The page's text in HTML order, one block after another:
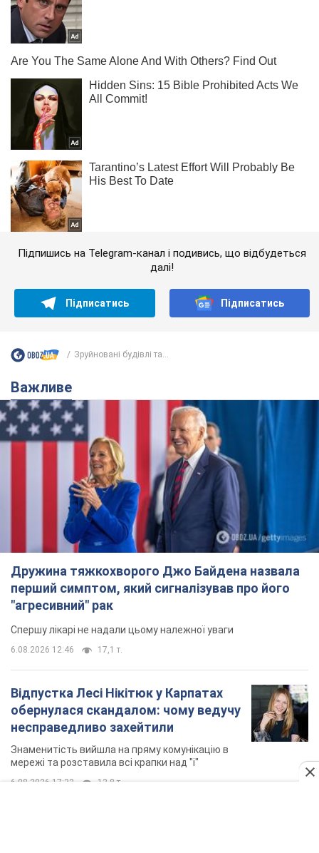
Підпишись на Telegram-канал і подивись, що відбудеться
далі!
Підписатись Підписатись
Зруйновані будівлі та...
Важливе
Дружина тяжкохворого Джо Байдена назвала
перший симптом, який сигналізував про його
"агресивний" рак
Спершу лікарі не надали цьому належної уваги
6.08.2026 12:46 17,1 т.
Відпустка Лесі Нікітюк у Карпатах
обернулася скандалом: чому ведучу
несправедливо захейтили
Знаменитість вийшла на пряму комунікацію в
мережі та розставила всі крапки над "і"
6.08.2026 17:32 13,8 т.